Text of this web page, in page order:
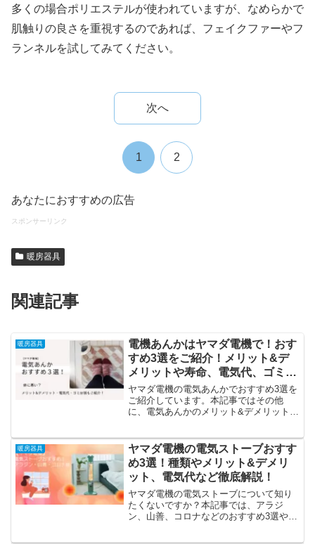
多くの場合ポリエステルが使われていますが、なめらかで
肌触りの良さを重視するのであれば、フェイクファーやフ
ランネルを試してみてください。
次へ
1 2
あなたにおすすめの広告
スポンサーリンク
暖房器具
関連記事
暖房器具
電機あんかはヤマダ電機で！おす
すめ3選をご紹介！メリット&デ
メリットや寿命、電気代、ゴミ分
別についても知っておこう！
ヤマダ電機の電気あんかでおすすめ3選を
ご紹介しています。本記事ではその他
に、電気あんかのメリット&デメリットや
についても解説しています。冬場、足元
が冷えて困っている方は必見です！
暖房器具
ヤマダ電機の電気ストーブおすす
め3選！種類やメリット&デメリ
ット、電気代など徹底解説！
ヤマダ電機の電気ストーブについて知り
たくないですか？本記事では、アラジ
ン、山善、コロナなどのおすすめ3選や、